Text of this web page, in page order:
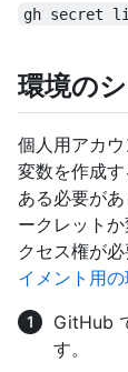
gh secret
環境の
個人用アカ
変数を作成
ある必要が
ークレット
クセス権が
イメント用
GitHub
す。